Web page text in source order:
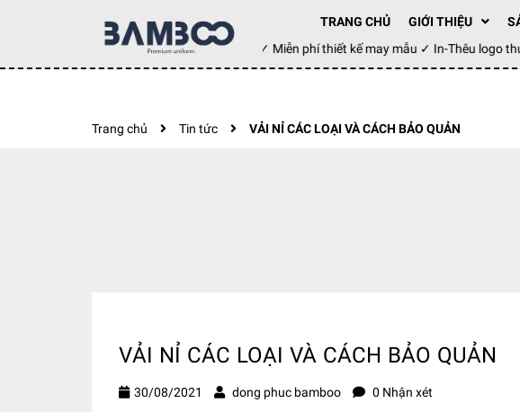
TRANG CHỦ GIỚI THIỆU
Đặt hàng hôm nay ✓ Miễn phí thiết kế may mẫu ✓ In-Thêu
Trang chủ Tin tức VẢI NỈ CÁC LOẠI VÀ CÁCH BẢO QUẢN
VẢI NỈ CÁC LOẠI VÀ CÁCH BẢO QUẢN
30/08/2021 dong phuc bamboo 0 Nhận xét